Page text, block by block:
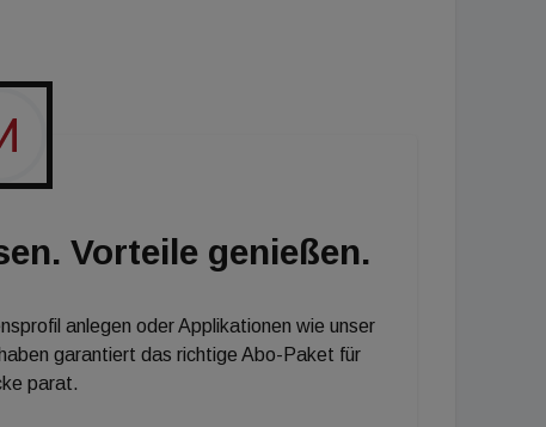
Andreas Köttl, CEO von Value One.
Vorteile genießen.
anlegen oder Applikationen wie unser
garantiert das richtige Abo-Paket für
parat.